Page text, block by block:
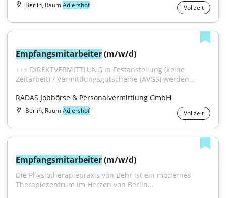
Berlin, RaumAdlershof Vollzeit
Empfangsmitarbeiter (m/w/d)
+++ DIREKTVERMITTLUNG in Festanstellung (keine
Zeitarbeit) / Vermittlungsgutscheine (AVGS) werden...
RADAS Jobbörse & Personalvermittlung GmbH
Berlin, RaumAdlershof Vollzeit
Empfangsmitarbeiter (m/w/d)
Die Physiotherapiepraxis von Behr ist ein modernes
Therapiezentrum im Herzen von Berlin...